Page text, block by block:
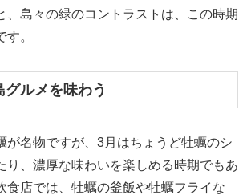
、島々の緑のコントラストは、この時期
。
ルメを味わう
が名物ですが、3月はちょうど牡蠣のシ
り、濃厚な味わいを楽しめる時期でもあ
食店では、牡蠣の釜飯や牡蠣フライな